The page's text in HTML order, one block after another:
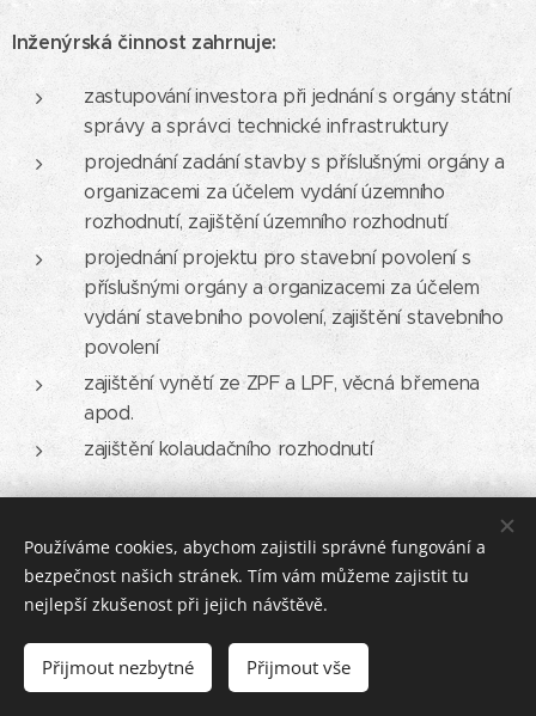
Inženýrská činnost zahrnuje:
zastupování investora při jednání s orgány státní
správy a správci technické infrastruktury
projednání zadání stavby s příslušnými orgány a
organizacemi za účelem vydání územního
rozhodnutí, zajištění územního rozhodnutí
projednání projektu pro stavební povolení s
příslušnými orgány a organizacemi za účelem
vydání stavebního povolení, zajištění stavebního
povolení
zajištění vynětí ze ZPF a LPF, věcná břemena
apod.
zajištění kolaudačního rozhodnutí
PB ProjektStav s.r.o., Městečko 47, Nosislav 691 64, IČO 17176549
Neváhejte nás kontaktovat. +420 724 386 949
Vytvořeno službou Webnode
Používáme cookies, abychom zajistili správné fungování a
bezpečnost našich stránek. Tím vám můžeme zajistit tu
nejlepší zkušenost při jejich návštěvě.
Přijmout nezbytné Přijmout vše